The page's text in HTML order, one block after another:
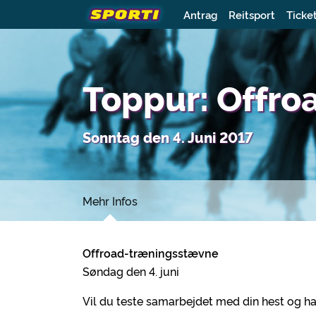
Antrag Reitsport
Toppur:
Sonntag den 4. Juni 2017
Mehr Infos
Offroad-træningsstævne
Søndag den 4. juni
Vil du teste samarbejdet med din hest og